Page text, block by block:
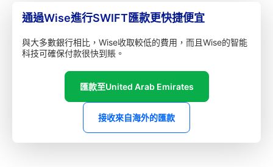
通過Wise進行SWIFT匯款更快捷便宜
與大多數銀行相比，Wise收取較低的費用，而且Wise的智能
科技可確保付款很快到賬。
匯款至United Arab Emirates
接收來自海外的匯款